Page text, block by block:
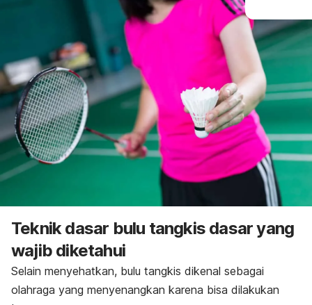
Teknik dasar bulu tangkis dasar yang
wajib diketahui
Selain menyehatkan, bulu tangkis dikenal sebagai
olahraga yang menyenangkan karena bisa dilakukan